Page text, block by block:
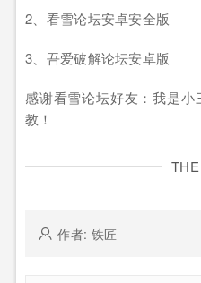
2、看雪论坛安卓安全版
3、吾爱破解论坛安卓版
感谢看雪论坛好友：我是
教！
作者: 铁匠